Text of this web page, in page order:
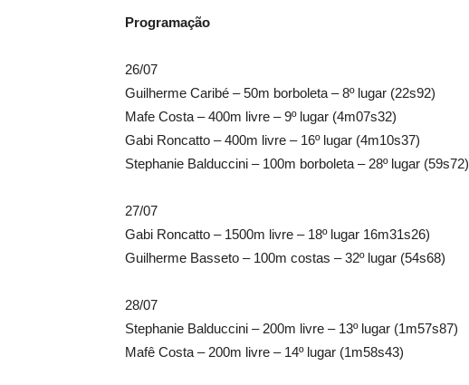
Programação
26/07
Guilherme Caribé – 50m borboleta – 8º lugar (22s92)
Mafe Costa – 400m livre – 9º lugar (4m07s32)
Gabi Roncatto – 400m livre – 16º lugar (4m10s37)
Stephanie Balduccini – 100m borboleta – 28º lugar (59s72)
27/07
Gabi Roncatto – 1500m livre – 18º lugar 16m31s26)
Guilherme Basseto – 100m costas – 32º lugar (54s68)
28/07
Stephanie Balduccini – 200m livre – 13º lugar (1m57s87)
Mafê Costa – 200m livre – 14º lugar (1m58s43)